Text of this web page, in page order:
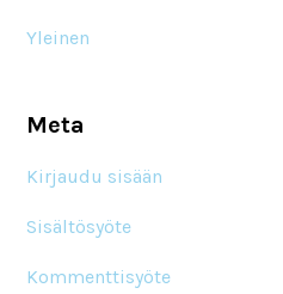
Yleinen
Meta
Kirjaudu sisään
Sisältösyöte
Kommenttisyöte